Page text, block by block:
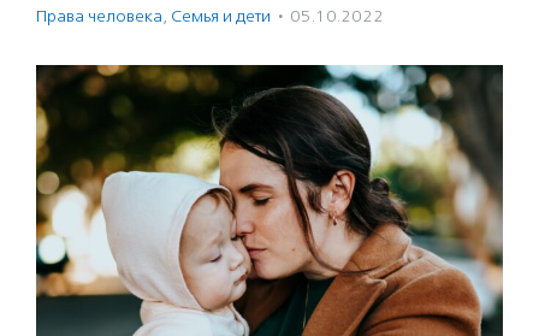
Права человека, Семья и дети · 05.10.2022